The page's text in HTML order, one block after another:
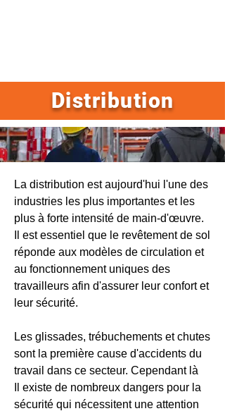
Distribution
La distribution est aujourd'hui l'une des
industries les plus importantes et les
plus à forte intensité de main-d'œuvre.
Il est essentiel que le revêtement de sol
réponde aux modèles de circulation et
au fonctionnement uniques des
travailleurs afin d'assurer leur confort et
leur sécurité.
Les glissades, trébuchements et chutes
sont la première cause d'accidents du
travail dans ce secteur. Cependant là
Il existe de nombreux dangers pour la
sécurité qui nécessitent une attention